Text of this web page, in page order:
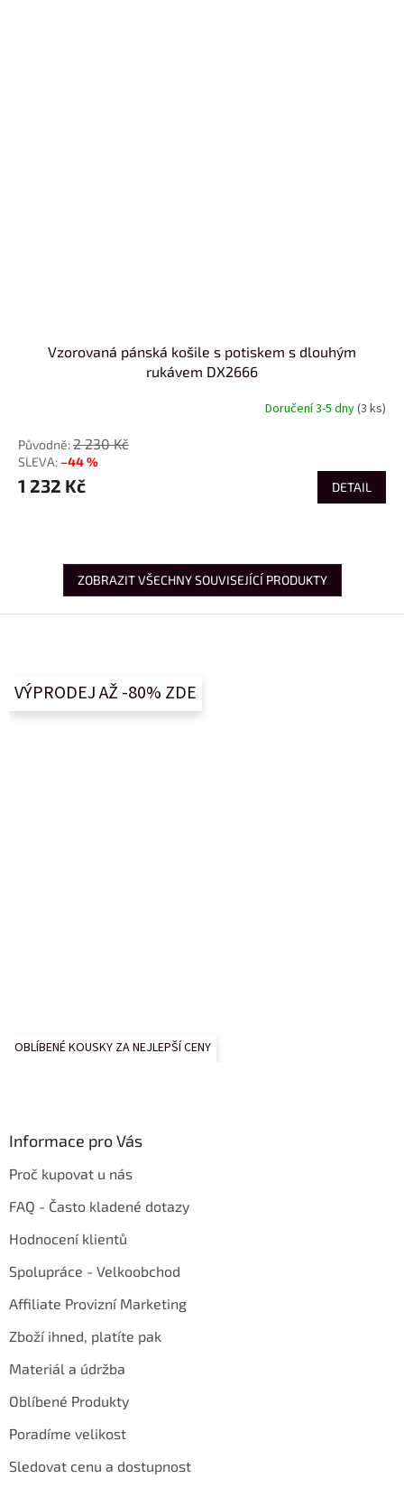
Vzorovaná pánská košile s potiskem s dlouhým
rukávem DX2666
Doručení 3-5 dny(3 ks)
2 230 Kč
–44 %
1 232 Kč DETAIL
ZOBRAZIT VŠECHNY SOUVISEJÍCÍ PRODUKTY
VÝPRODEJ AŽ -80% ZDE
OBLÍBENÉ KOUSKY ZA NEJLEPŠÍ CENY
Informace pro Vás
Proč kupovat u nás
FAQ - Často kladené dotazy
Hodnocení klientů
Spolupráce - Velkoobchod
Affiliate Provizní Marketing
Zboží ihned, platíte pak
Materiál a údržba
Oblíbené Produkty
Poradíme velikost
Sledovat cenu a dostupnost